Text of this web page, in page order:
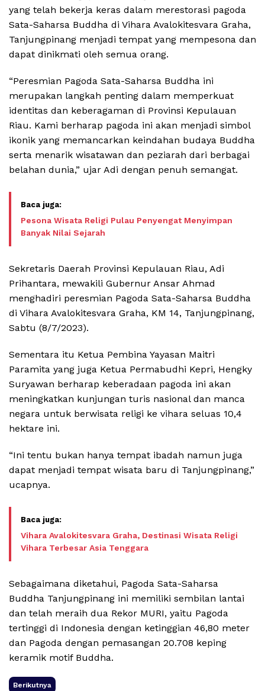
yang telah bekerja keras dalam merestorasi pagoda
Sata-Saharsa Buddha di Vihara Avalokitesvara Graha,
Tanjungpinang menjadi tempat yang mempesona dan
dapat dinikmati oleh semua orang.
“Peresmian Pagoda Sata-Saharsa Buddha ini
merupakan langkah penting dalam memperkuat
identitas dan keberagaman di Provinsi Kepulauan
Riau. Kami berharap pagoda ini akan menjadi simbol
ikonik yang memancarkan keindahan budaya Buddha
serta menarik wisatawan dan peziarah dari berbagai
belahan dunia,” ujar Adi dengan penuh semangat.
Pesona Wisata Religi Pulau Penyengat Menyimpan
Banyak Nilai Sejarah
Sekretaris Daerah Provinsi Kepulauan Riau, Adi
Prihantara, mewakili Gubernur Ansar Ahmad
menghadiri peresmian Pagoda Sata-Saharsa Buddha
di Vihara Avalokitesvara Graha, KM 14, Tanjungpinang,
Sabtu (8/7/2023).
Sementara itu Ketua Pembina Yayasan Maitri
Paramita yang juga Ketua Permabudhi Kepri, Hengky
Suryawan berharap keberadaan pagoda ini akan
meningkatkan kunjungan turis nasional dan manca
negara untuk berwisata religi ke vihara seluas 10,4
hektare ini.
“Ini tentu bukan hanya tempat ibadah namun juga
dapat menjadi tempat wisata baru di Tanjungpinang,”
ucapnya.
Vihara Avalokitesvara Graha, Destinasi Wisata Religi
Vihara Terbesar Asia Tenggara
Sebagaimana diketahui, Pagoda Sata-Saharsa
Buddha Tanjungpinang ini memiliki sembilan lantai
dan telah meraih dua Rekor MURI, yaitu Pagoda
tertinggi di Indonesia dengan ketinggian 46,80 meter
dan Pagoda dengan pemasangan 20.708 keping
keramik motif Buddha.
Berikutnya